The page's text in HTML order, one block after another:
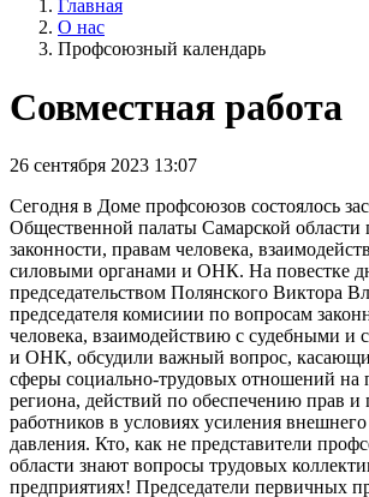
Главная
О нас
Профсоюзный календарь
Совместная работа
26 сентября 2023 13:07
Сегодня в Доме профсоюзов состоялось
Общественной палаты Самарской области
законности, правам человека,
силовыми органами и ОНК. На повестке
председательством Полянского Виктора
председателя комисиии по вопросам
человека, взаимодействию с судебными и
и ОНК, обсудили важный вопрос,
сферы социально-трудовых отношений на
региона, действий по обеспечению прав и
работников в условиях усиления
давления. Кто, как не представители
области знают вопросы трудовых
предприятиях! Председатели первичных